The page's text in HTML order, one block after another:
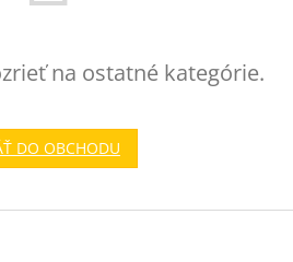
na ostatné kategórie.
DO OBCHODU